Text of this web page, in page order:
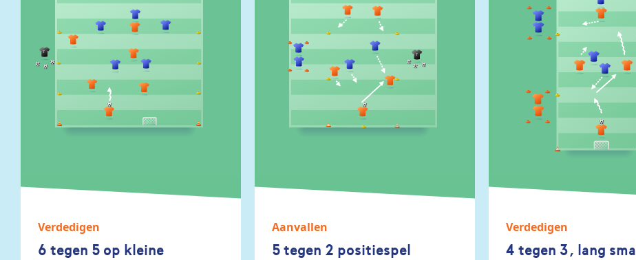
Verdedigen
6 tegen 5 op kleine
Aanvallen
5 tegen 2 positiespel
Verdedigen
4 tegen 3, lang smal